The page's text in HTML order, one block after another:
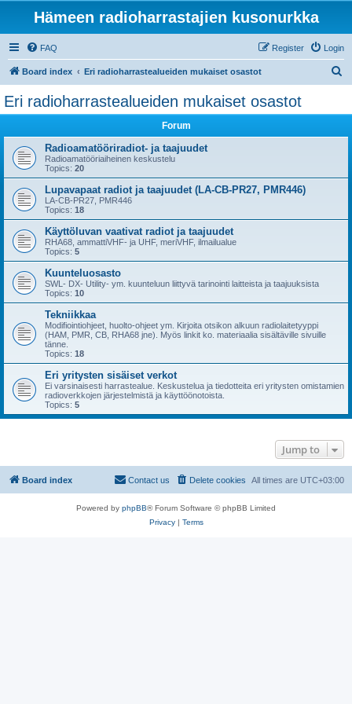
Hämeen radioharrastajien kusonurkka
FAQ Login
Register
Board index Eri radioharrastealueiden mukaiset osastot
Eri radioharrastealueiden mukaiset osastot
Forum
Radioamatööriradiot- ja taajuudet
Radioamatööriaiheinen keskustelu
Topics: 20
Lupavapaat radiot ja taajuudet (LA-CB-PR27, PMR446)
LA-CB-PR27, PMR446
Topics: 18
Käyttöluvan vaativat radiot ja taajuudet
RHA68, ammattiVHF- ja UHF, meriVHF, ilmailualue
Topics: 5
Kuunteluosasto
SWL- DX- Utility- ym. kuunteluun liittyvä tarinointi laitteista ja taajuuksista
Topics: 10
Tekniikkaa
Modifiointiohjeet, huolto-ohjeet ym. Kirjoita otsikon alkuun radiolaitetyyppi
(HAM, PMR, CB, RHA68 jne). Myös linkit ko. materiaalia sisältäville sivuille
tänne.
Topics: 18
Eri yritysten sisäiset verkot
Ei varsinaisesti harrastealue. Keskustelua ja tiedotteita eri yritysten omistamien
radioverkkojen järjestelmistä ja käyttöönotoista.
Topics: 5
Jump to
Board index All times are UTC+03:00
Delete cookies
Contact us
Powered by phpBB® Forum Software © phpBB Limited
Privacy| Terms